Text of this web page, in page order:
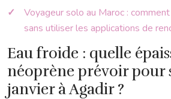
Voyageur solo au Maroc :
sans utiliser les applications de
Eau froide : quelle
néoprène prévoir pour
janvier à Agadir ?